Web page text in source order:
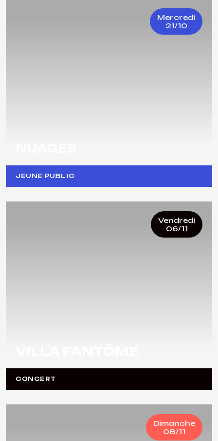
Mercredi
21/10
JEUNE PUBLIC
Vendredi
06/11
CONCERT
Dimanche
08/11